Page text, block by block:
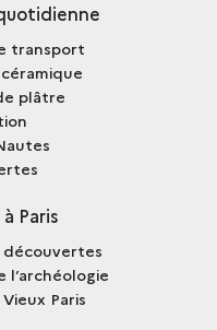
transport
plâtre
Paris
l’archéologie
Paris